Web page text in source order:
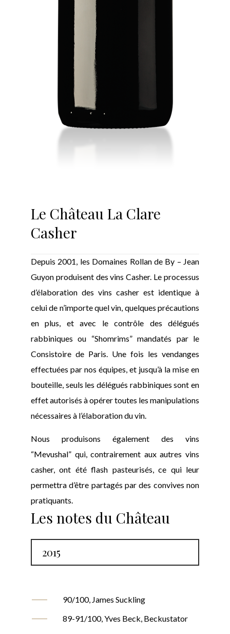
Le Château La Clare
Casher
Depuis 2001, les Domaines Rollan de By – Jean
Guyon produisent des vins Casher. Le processus
d’élaboration des vins casher est identique à
celui de n’importe quel vin, quelques précautions
en plus, et avec le contrôle des délégués
rabbiniques ou “Shomrims” mandatés par le
Consistoire de Paris. Une fois les vendanges
effectuées par nos équipes, et jusqu’à la mise en
bouteille, seuls les délégués rabbiniques sont en
effet autorisés à opérer toutes les manipulations
nécessaires à l’élaboration du vin.
Nous produisons également des vins
“Mevushal” qui, contrairement aux autres vins
casher, ont été flash pasteurisés, ce qui leur
permettra d’être partagés par des convives non
pratiquants.
Les notes du Château
2015
90/100, James Suckling
89-91/100, Yves Beck, Beckustator